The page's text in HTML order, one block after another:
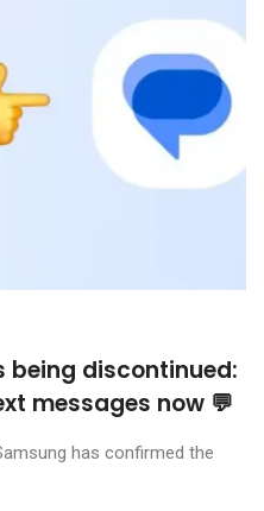
being discontinued:
messages now 💬
has confirmed the